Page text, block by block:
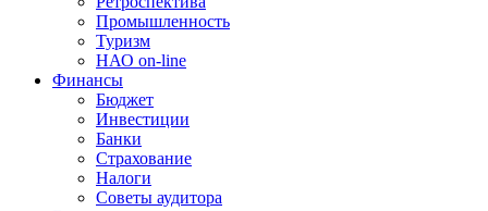
Промышленность
Туризм
НАО on-line
Финансы
Бюджет
Инвестиции
Банки
Страхование
Налоги
Советы аудитора